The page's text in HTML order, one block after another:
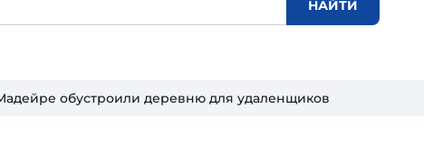
обустроили деревню для удаленщиков